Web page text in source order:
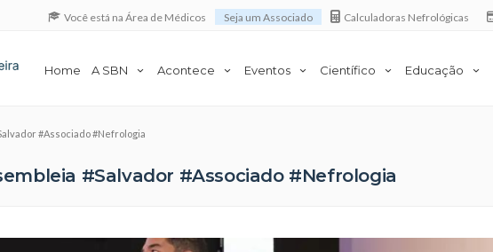
Você está na Área de Médicos Seja um Associado Calculadoras Nefrológicas
Home A SBN Acontece Eventos Científico Educação
#Associado #Nefrologia
#Salvador #Associado #Nefrologia